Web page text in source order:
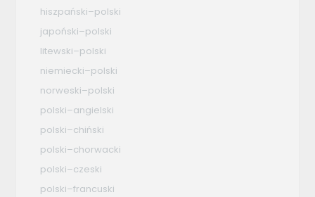
hiszpański–polski
japoński–polski
litewski–polski
niemiecki–polski
norweski–polski
polski–angielski
polski–chiński
polski–chorwacki
polski–czeski
polski–francuski